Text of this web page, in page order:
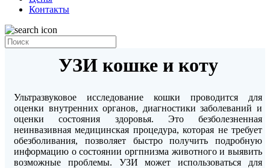
Контакты
УЗИ кошке и коту
Ультразвуковое исследование кошки проводится для
оценки внутренних органов, диагностики заболеваний и
оценки состояния здоровья. Это безболезненная
неинвазивная медицинская процедура, которая не требует
обезболивания, позволяет быстро получить подробную
информацию о состоянии оргпнизма животного и выявить
возможные проблемы. УЗИ может использоваться для